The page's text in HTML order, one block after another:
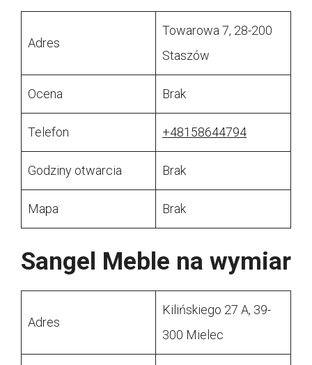
Adres
Towarowa 7, 28-200
Staszów
Ocena Brak
Telefon +48158644794
Godziny otwarcia Brak
Mapa Brak
Sangel Meble na wymiar
Adres
Kilińskiego 27 A, 39-
300 Mielec